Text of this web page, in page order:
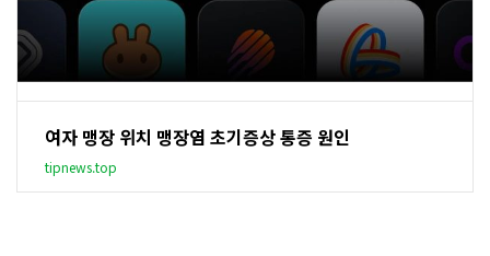
여자 맹장 위치 맹장염 초기증상 통증 원인
tipnews.top